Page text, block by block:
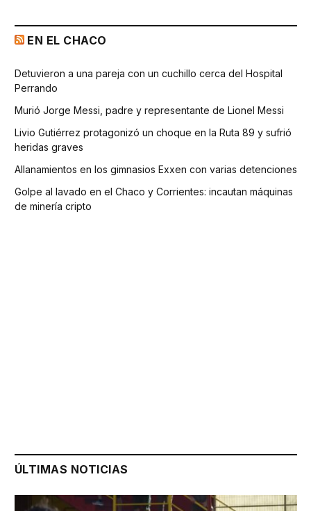
EN EL CHACO
Detuvieron a una pareja con un cuchillo cerca del Hospital
Perrando
Murió Jorge Messi, padre y representante de Lionel Messi
Livio Gutiérrez protagonizó un choque en la Ruta 89 y sufrió
heridas graves
Allanamientos en los gimnasios Exxen con varias detenciones
Golpe al lavado en el Chaco y Corrientes: incautan máquinas
de minería cripto
ÚLTIMAS NOTICIAS